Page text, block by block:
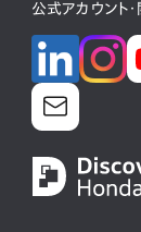
公式アカウント